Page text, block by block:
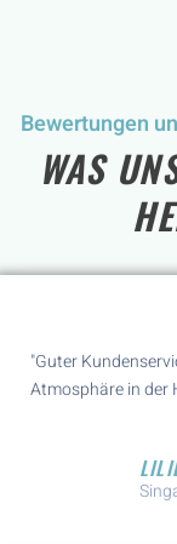
Bewertungen
WAS
"Guter
Atmosphäre in der